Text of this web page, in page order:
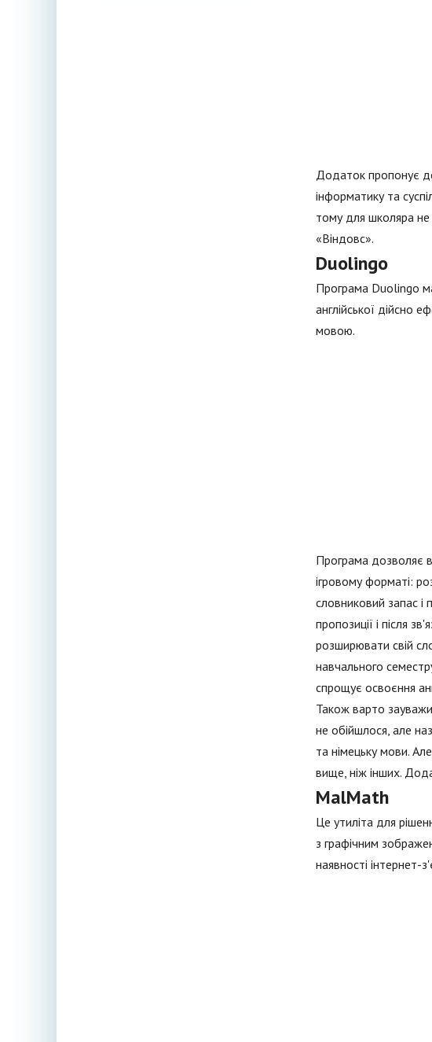
Додаток пропонує до
інформатику та
тому для школяра не
«Віндовс».
Duolingo
Програма Duolingo
англійської дійсно
мовою.
Програма дозволяє
ігровому форматі:
словниковий запас і
пропозиції і після
розширювати свій
навчального
спрощує освоєння
Також варто
не обійшлося, але
та німецьку мови.
вище, ніж інших.
MalMath
Це утиліта для
з графічним
наявності